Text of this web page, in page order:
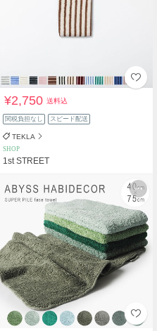
¥2,750送料込
関税負担なし スピード配送
TEKLA
SHOP
1st STREET